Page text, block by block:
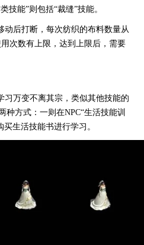
技能”则包括“裁缝”技能。
后打断，每次纺织的布料数量从
次数有上限，达到上限后，需要
万变不离其宗，类似其他技能的
种方式：一则在NPC“生活技能训
生活技能书进行学习。